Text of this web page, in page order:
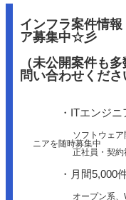
インフラ案件
ア募集中☆彡
（未公開案件も
問い合わせくださ
・ITエンジ
ソフトウェ
ニアを随時募集中
正社員・契
・月間5,000
オープン系